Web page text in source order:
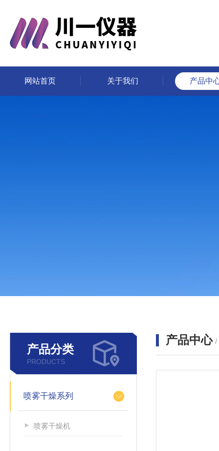
网站首页 关于我们 产品中
产品分类
PRODUCTS
喷雾干燥系列
喷雾干燥机
产品中心 /